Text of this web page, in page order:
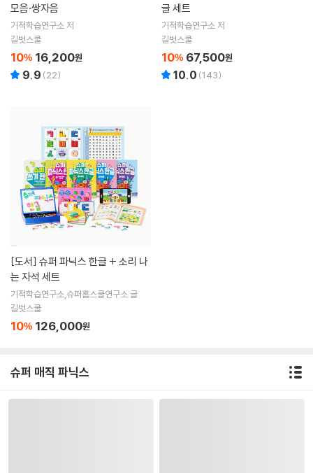
모음·쌍자음
기적학습연구소 저
길벗스쿨
10% 16,200원
9.9 (22)
글 세트
기적학습연구소 저
길벗스쿨
10% 67,500원
10.0 (143)
[도서]
는 자석 세트
기적학습연구소,슈퍼홈스쿨연구소 글
길벗스쿨
10% 126,000원
슈퍼 매직 파닉스